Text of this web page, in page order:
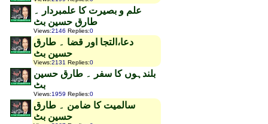
علم و بصیرت کا علمبردار ۔
طارق حسین بٹ
Views:2146 Replies:0
دعا،التجا اور قضا ۔ طارق
حسین بٹ
Views:2131 Replies:0
بلندہوں کا سفر ۔ طارق حسین
بٹ
Views:1959 Replies:0
سالمیت کا ضامن ۔ طارق
حسین بٹ